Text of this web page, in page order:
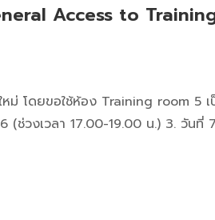
Access to
โดยขอใช้ห้อง Training room 5 เ
(ช่วงเวลา 17.00-19.00 น.) 3. วั